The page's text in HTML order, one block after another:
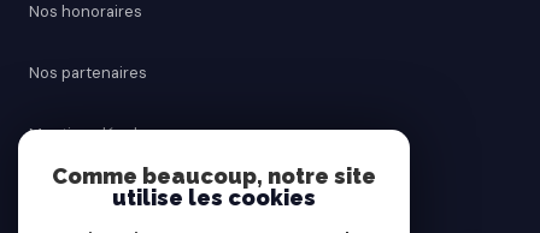
Nos honoraires
Nos partenaires
Mentions légales
Comme beaucoup, notre site
utilise les cookies